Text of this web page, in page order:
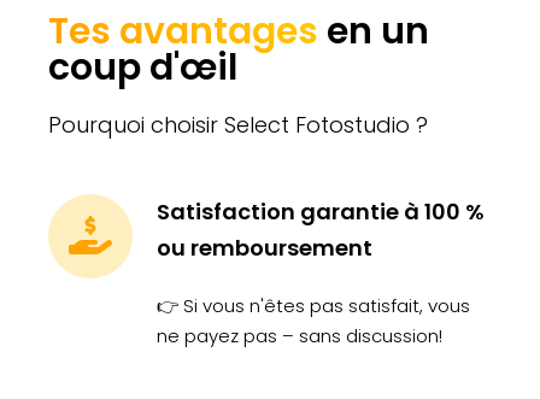
Tes avantages en un
coup d'œil
Pourquoi choisir Select Fotostudio ?
Satisfaction garantie à 100 %
ou remboursement
👉 Si vous n'êtes pas satisfait, vous
ne payez pas – sans discussion!